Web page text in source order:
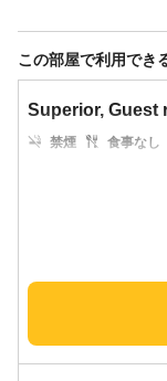
この部屋で利用でき
Superior, Guest
禁煙 食事なし